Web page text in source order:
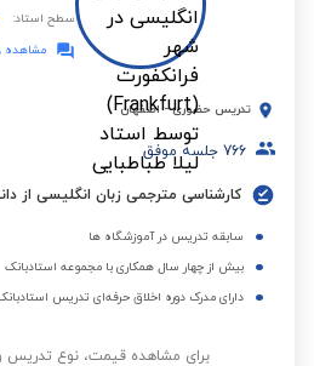
سطح استاد:
مشاهده 28 دیدگاه
تدریس حضوری - اصفهان
766 جلسه موفق
کارشناسی مترجمی زبان انگلیسی از
سابقه تدریس در آموزشگاه ها
بیش از چهار سال همکاری با مجموعه استادبانک
دارای مدرک دوره اخلاق حرفه‌ای تدریس
برای مشاهده قیمت، نوع تدریس و